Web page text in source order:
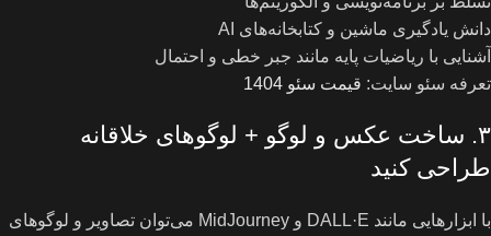
دانش یادگیری ماشین و کتابخانه‌های AI
آشنایی با ریاضیات پایه مانند جبر خطی و احتمال
تعرفه سئو سایت: قیمت سئو 1404
۳. ساخت عکس و لوگو + لوگوهای خلاقانه
طراحی کنید
با ابزارهایی مانند DALL·E و MidJourney می‌توان تصاویر و لوگوهای